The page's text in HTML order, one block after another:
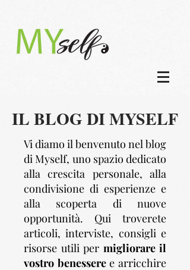
IL BLOG DI MYSELF
Vi diamo il benvenuto nel blog
di Myself, uno spazio dedicato
alla crescita personale, alla
condivisione di esperienze e
alla scoperta di nuove
opportunità. Qui troverete
articoli, interviste, consigli e
risorse utili per migliorare il
vostro benesseree arricchire